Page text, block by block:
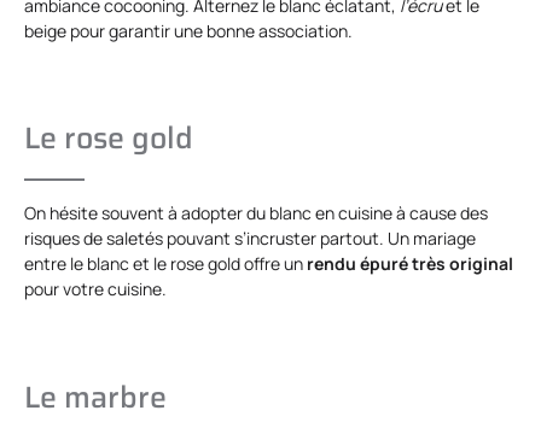
ambiance cocooning. Alternez le blanc éclatant, l’écruet le
beige pour garantir une bonne association.
Le rose gold
On hésite souvent à adopter du blanc en cuisine à cause des
risques de saletés pouvant s’incruster partout. Un mariage
entre le blanc et le rose gold offre un rendu épuré très original
pour votre cuisine.
Le marbre